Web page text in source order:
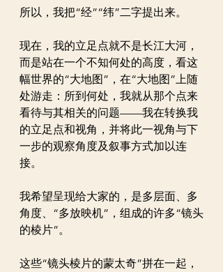
所以，我把“经”“纬”二字提出来。
现在，我的立足点就不是长江大河，
而是站在一个不知何处的高度，看这
幅世界的“大地图”，在“大地图”上随
处游走：所到何处，我就从那个点来
看待与其相关的问题——我在转换我
的立足点和视角，并将此一视角与下
一步的观察角度及叙事方式加以连
接。
我希望呈现给大家的，是多层面、多
角度、“多放映机”，组成的许多“镜头
的棱片”。
这些“镜头棱片的蒙太奇”拼在一起，